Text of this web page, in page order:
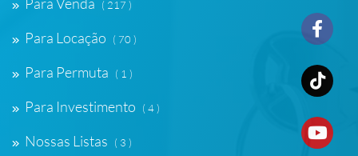
( 217 )
Para Locação ( 70 )
Para Permuta ( 1 )
Para Investimento ( 4 )
Nossas Listas ( 3 )